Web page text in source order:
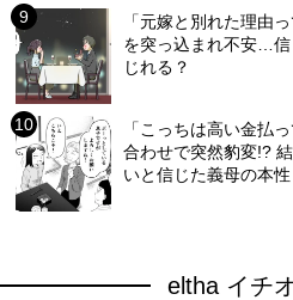
「元嫁と別れた理由
を突っ込まれ不安…
じれる？
「こっちは高い金払
合わせで突然豹変!?
いと信じた義母の本性
eltha イチ